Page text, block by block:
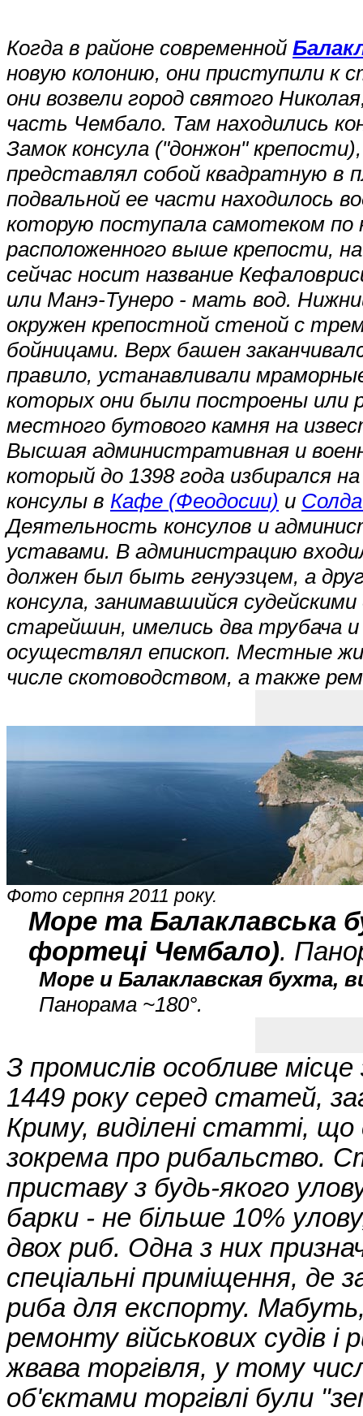
Когда в районе современной
новую колонию, они приступили к
они возвели город святого
часть Чембало. Там находились
Замок консула ("донжон"
представлял собой квадратную в
подвальной ее части находилось
которую поступала самотеком
расположенного выше крепости,
сейчас носит название
или Манэ-Тунеро - мать вод.
окружен крепостной стеной с
бойницами. Верх башен
правило, устанавливали
которых они были построены или
местного бутового камня на
Высшая административная и
который до 1398 года избирался
консулы в Кафе (Феодосии) и
Деятельность консулов и
уставами. В администрацию
должен был быть генуэзцем, а
консула, занимавшийся
старейшин, имелись два трубача
осуществлял епископ. Местные
числе скотоводством, а также
Фото серпня 2011 року.
Море та Балаклавcька
фортеці Чембало).
Море и Балаклавcкая бухта,
Панорама ~180°.
З промислів особливе
1449 року серед статей,
Криму, виділені статті,
зокрема про рибальство.
приставу з будь-якого
барки - не більше 10%
двох риб. Одна з них
спеціальні приміщення, де
риба для експорту. Мабуть,
ремонту військових судів
жвава торгівля, у тому
об'єктами торгівлі були